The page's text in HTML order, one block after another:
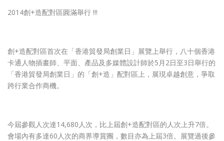
2014創+造配對區圓滿舉行 !!!
創+造配對區首次在「香港貿發局創業日」展覽上舉行，八十個香港
卡通人物插畫師、平面、產品及多媒體設計師於5月2日至3日舉行的
「香港貿發局創業日」的「創+造」配對區上，展現卓越創意，爭取
跨行業合作商機。
今屆參觀人次達14,680人次，比上屆創+造配對區的人次上升7倍。
會場內有多達60人次的商界導賞團，數目亦為上屆3倍。展覽過後參